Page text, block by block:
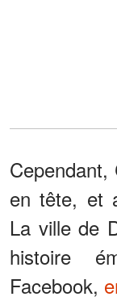
en tête, et
La ville de
histoire
Facebook,